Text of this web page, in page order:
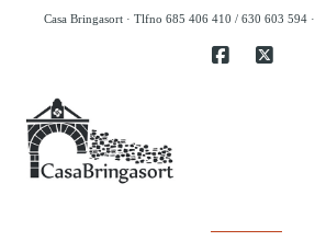
Casa Bringasort · Tlfno 685 406 410 / 630 603 594 ·